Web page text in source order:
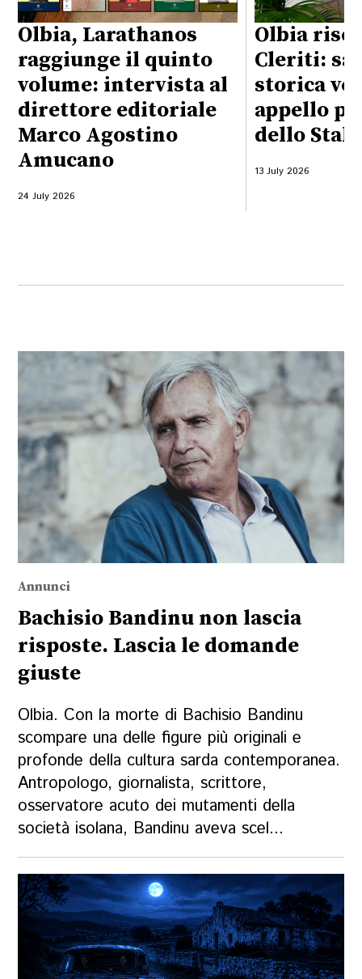
Olbia, Larathanos
raggiunge il quinto
volume: intervista al
direttore editoriale
Marco Agostino
Amucano
24 July 2026
Olbia
Cleriti:
storica
appello
dello
13 July 2026
Annunci
Bachisio Bandinu non lascia
risposte. Lascia le domande
giuste
Olbia. Con la morte di Bachisio Bandinu
scompare una delle figure più originali e
profonde della cultura sarda contemporanea.
Antropologo, giornalista, scrittore,
osservatore acuto dei mutamenti della
società isolana, Bandinu aveva scel...